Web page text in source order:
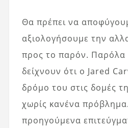
Θα πρέπει να
αξιολογήσουμε την
προς το παρόν. Παρόλα
δείχνουν ότι ο Jared
δρόμο του στις δομές
χωρίς κανένα
προηγούμενα